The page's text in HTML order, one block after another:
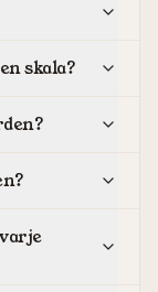
skala?